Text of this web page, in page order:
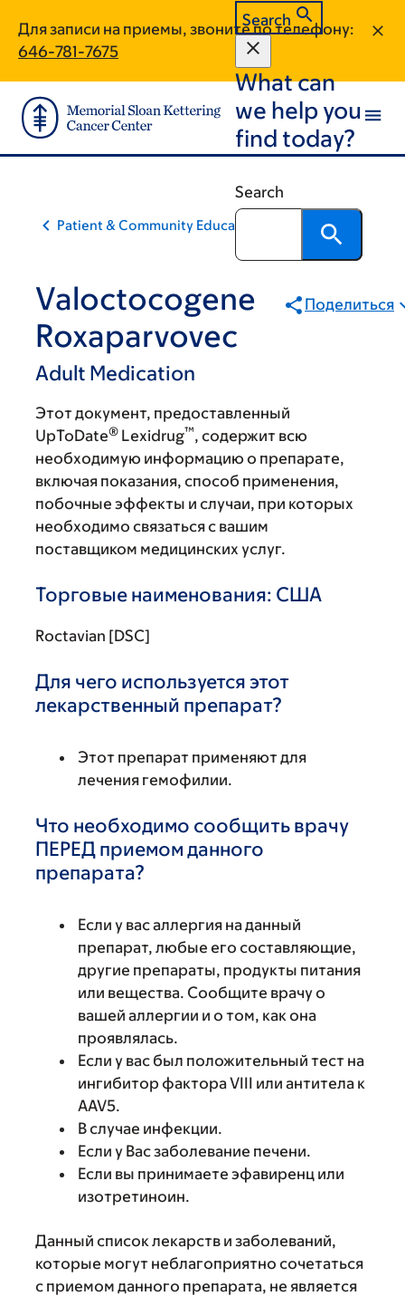
main
content
footer
Для записи на приемы, звоните по телефону:
646-781-7675
Search
What can
we help you
find today?
Search
Patient & Community Education
Valoctocogene
Roxaparvovec
Adult Medication
Поделиться
Этот документ, предоставленный
UpToDate® Lexidrug™, содержит всю
необходимую информацию о препарате,
включая показания, способ применения,
побочные эффекты и случаи, при которых
необходимо связаться с вашим
поставщиком медицинских услуг.
Торговые наименования: США
Roctavian [DSC]
Для чего используется этот
лекарственный препарат?
Этот препарат применяют для
лечения гемофилии.
Что необходимо сообщить врачу
ПЕРЕД приемом данного
препарата?
Если у вас аллергия на данный
препарат, любые его составляющие,
другие препараты, продукты питания
или вещества. Сообщите врачу о
вашей аллергии и о том, как она
проявлялась.
Если у вас был положительный тест на
ингибитор фактора VIII или антитела к
AAV5.
В случае инфекции.
Если у Вас заболевание печени.
Если вы принимаете эфавиренц или
изотретиноин.
Данный список лекарств и заболеваний,
которые могут неблагоприятно сочетаться
с приемом данного препарата, не является